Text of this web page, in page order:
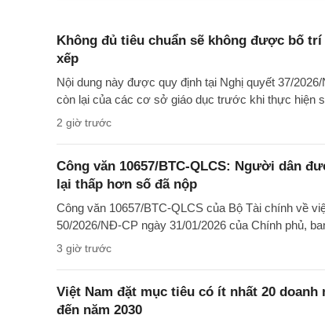
Không đủ tiêu chuẩn sẽ không được bố
xếp
Nội dung này được quy định tại Nghị quyết 37/
còn lại của các cơ sở giáo dục trước khi thực hiện
2 giờ trước
Công văn 10657/BTC-QLCS: Người dân
lại thấp hơn số đã nộp
Công văn 10657/BTC-QLCS của Bộ Tài chính về
50/2026/NĐ-CP ngày 31/01/2026 của Chính phủ,
3 giờ trước
Việt Nam đặt mục tiêu có ít nhất 20
đến năm 2030